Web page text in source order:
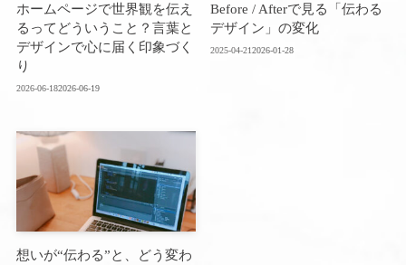
ホームページで世界観を伝え
るってどういうこと？言葉と
デザインで心に届く印象づく
り
2026-06-182026-06-19
Before / Afterで見る「伝わる
デザイン」の変化
2025-04-212026-01-28
想いが“伝わる”と、どう変わ